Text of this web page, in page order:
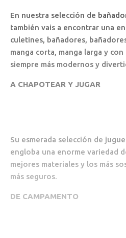
En nuestra selección de
también vais a encontrar una
culetines, bañadores,
manga corta, manga larga y
siempre más modernos y
A CHAPOTEAR Y JUGAR
Su esmerada selección de
engloba una enorme variedad
mejores materiales y los más
más seguros.
DE CAMPAMENTO